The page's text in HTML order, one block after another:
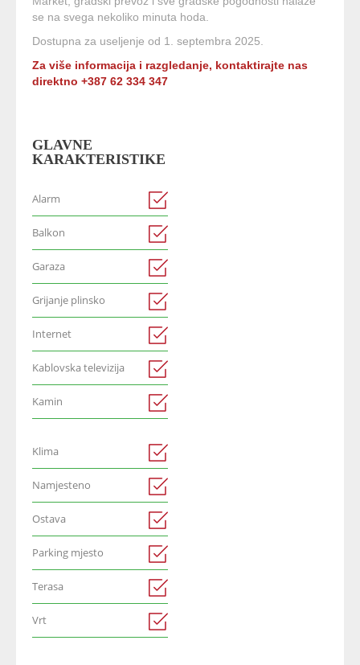
se na svega nekoliko minuta hoda.
Dostupna za useljenje od 1. septembra 2025.
Za više informacija i razgledanje, kontaktirajte nas
direktno +387 62 334 347
GLAVNE
KARAKTERISTIKE
Alarm
Balkon
Garaza
Grijanje plinsko
Internet
Kablovska televizija
Kamin
Klima
Namjesteno
Ostava
Parking mjesto
Terasa
Vrt